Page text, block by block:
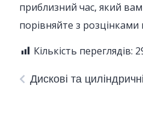
приблизний час, який
порівняйте з
Кількість переглядів:
Дискові та